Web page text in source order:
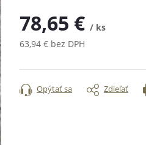
78,65 € / ks
63,94 € bez DPH
cena:
Opýtať sa Zdieľať